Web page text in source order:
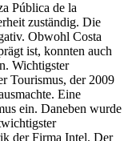
Pública de la
zuständig. Die
Obwohl Costa
ist, konnten auch
Wichtigster
Tourismus, der 2009
Eine
ein. Daneben wurde
der Firma Intel. Der